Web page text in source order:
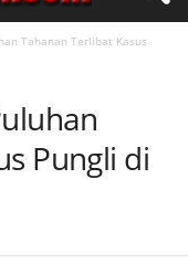
Tahanan Terlibat Kasus
Pungli di